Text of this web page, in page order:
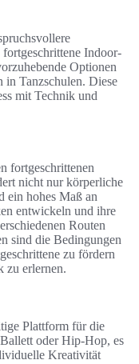
Indoor-
Optionen
in Tanzschulen. Diese
mit Technik und
fortgeschrittenen
nicht nur körperliche
ein hohes Maß an
entwickeln und ihre
Routen
sind die Bedingungen
zu fördern
zu erlernen.
Plattform für die
oder Hip-Hop, es
Kreativität